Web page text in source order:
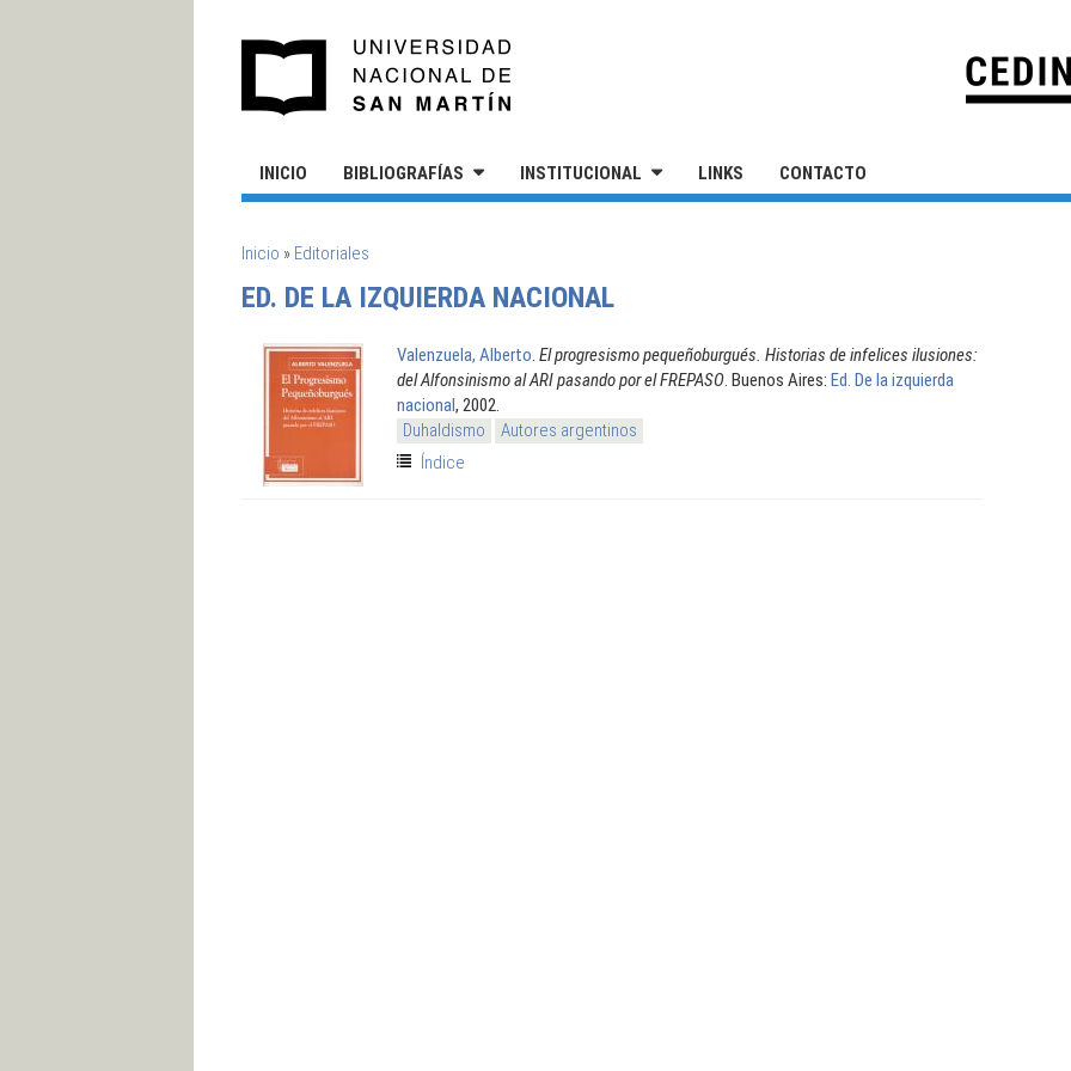
INICIO BIBLIOGRAFÍAS INSTITUCIONAL LINKS CONTACTO
SE ENCUENTRA USTED AQUÍ
Inicio » Editoriales
ED. DE LA IZQUIERDA NACIONAL
Valenzuela, Alberto El progresismo pequeñoburgués. Historias de infelices ilusiones:
del Alfonsinismo al ARI pasando por el FREPASO . Buenos Aires: Ed. De la izquierda
nacional, 2002.
Duhaldismo
Autores argentinos
Índice